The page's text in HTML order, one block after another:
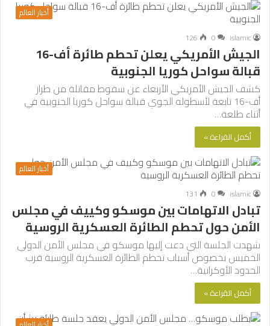
أخبار العالم
islamic
0
126
الجيش الأمريكي يعلن تحطم طائرة أف-16
قبالة سواحل كوريا الجنوبية
كشف الجيش الأمريكي الأربعاء عن سقوط مقاتلة من طراز
أف-16 تابعة لأسطوله الجوي قبالة سواحل كوريا الجنوبية في
أثناء طلعة…
أكمل القراءة »
أخبار العالم
islamic
0
131
تبادل الاتهامات بين موسكو وكييف في مجلس
الأمن حول تحطم الطائرة العسكرية الروسية
شهدت الجلسة التي دعت إليها موسكو في مجلس الأمن الدولي
الخميس بخصوص أسباب تحطم الطائرة العسكرية الروسية قرب
الحدود الأوكرانية…
أكمل القراءة »